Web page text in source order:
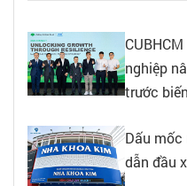
nghiệp
trước
Dấu
dẫn đầu